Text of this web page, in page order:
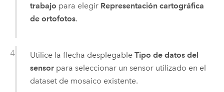
trabajo para elegir Representación cartográfica
de ortofotos.
Utilice la flecha desplegable Tipo de datos del
sensorpara seleccionar un sensor utilizado en el
dataset de mosaico existente.